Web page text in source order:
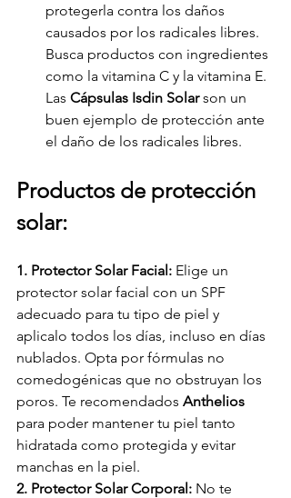
protegerla contra los daños
causados por los radicales libres.
Busca productos con ingredientes
como la vitamina C y la vitamina E.
Las Cápsulas Isdin Solar son un
buen ejemplo de protección ante
el daño de los radicales libres.
Productos de protección
solar:
1. Protector Solar Facial: Elige un
protector solar facial con un SPF
adecuado para tu tipo de piel y
aplicalo todos los días, incluso en días
nublados. Opta por fórmulas no
comedogénicas que no obstruyan los
poros. Te recomendados Anthelios
para poder mantener tu piel tanto
hidratada como protegida y evitar
manchas en la piel.
2. Protector Solar Corporal: No te